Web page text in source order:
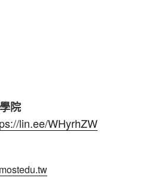
院
lin.ee/WHyrhZW